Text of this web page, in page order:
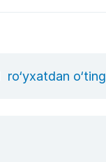
ro‘yxatdan o‘ting